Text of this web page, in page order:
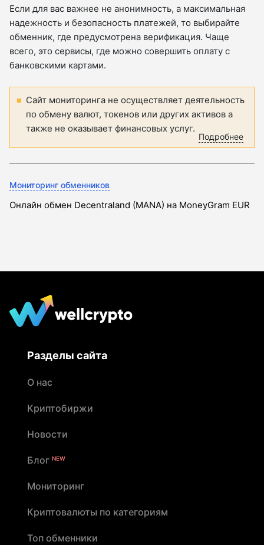
Если для вас важнее не анонимность, а максимальная
надежность и безопасность платежей, то выбирайте
обменник, где предусмотрена верификация. Чаще
всего, это сервисы, где можно совершить оплату с
банковскими картами.
Сайт мониторинга не осуществляет деятельность
по обмену валют, токенов или других активов а
также не оказывает финансовых услуг.
Подробнее
Мониторинг обменников
Онлайн обмен Decentraland (MANA) на MoneyGram EUR
Разделы сайта
О нас
Криптобиржи
Новости
Блог NEW
Мониторинг
Криптовалюты по категориям
Топ обменники